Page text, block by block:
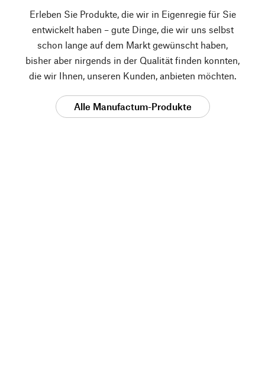
Erleben Sie Produkte, die wir in Eigenregie für Sie
entwickelt haben – gute Dinge, die wir uns selbst
schon lange auf dem Markt gewünscht haben,
bisher aber nirgends in der Qualität finden konnten,
die wir Ihnen, unseren Kunden, anbieten möchten.
Alle Manufactum-Produkte